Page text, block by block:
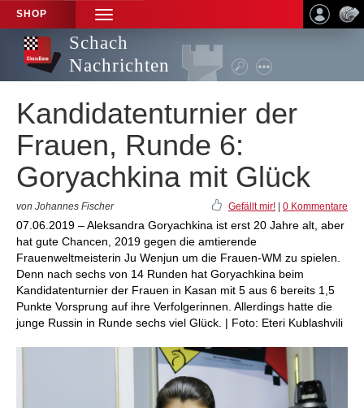
SHOP
TOGGLE
NAVIGATION
Schach
Nachrichten
Kandidatenturnier der
Frauen, Runde 6:
Goryachkina mit Glück
von Johannes Fischer Gefällt mir! 0 Kommentare
07.06.2019 – Aleksandra Goryachkina ist erst 20 Jahre alt, aber
hat gute Chancen, 2019 gegen die amtierende
Frauenweltmeisterin Ju Wenjun um die Frauen-WM zu spielen.
Denn nach sechs von 14 Runden hat Goryachkina beim
Kandidatenturnier der Frauen in Kasan mit 5 aus 6 bereits 1,5
Punkte Vorsprung auf ihre Verfolgerinnen. Allerdings hatte die
junge Russin in Runde sechs viel Glück. | Foto: Eteri Kublashvili